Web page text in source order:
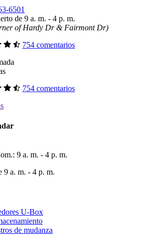
6501
de 9 a. m. - 4 p. m.
of Hardy Dr & Fairmont Dr)
754 comentarios
754 comentarios
9 a. m. - 4 p. m.
9 a. m. - 4 p. m.
U-Box
de mudanza